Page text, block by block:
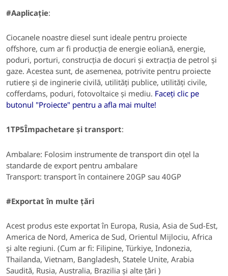
#Aaplicație:
Ciocanele noastre diesel sunt ideale pentru proiecte
offshore, cum ar fi producția de energie eoliană, energie,
poduri, porturi, construcția de docuri și extracția de petrol și
gaze. Acestea sunt, de asemenea, potrivite pentru proiecte
rutiere și de inginerie civilă, utilități publice, utilități civile,
cofferdams, poduri, fotovoltaice și mediu. Faceți clic pe
butonul "Proiecte" pentru a afla mai multe!
1TP5Împachetare și transport:
Ambalare: Folosim instrumente de transport din oțel la
standarde de export pentru ambalare
Transport: transport în containere 20GP sau 40GP
#Exportat în multe țări
Acest produs este exportat în Europa, Rusia, Asia de Sud-Est,
America de Nord, America de Sud, Orientul Mijlociu, Africa
și alte regiuni. (Cum ar fi: Filipine, Türkiye, Indonezia,
Thailanda, Vietnam, Bangladesh, Statele Unite, Arabia
Saudită, Rusia, Australia, Brazilia și alte țări )